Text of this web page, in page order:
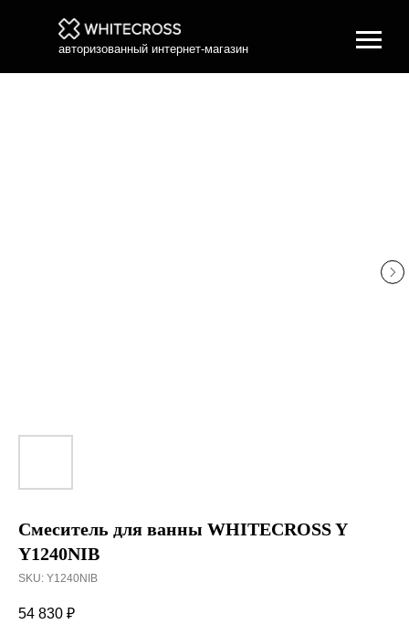
авторизованный интернет-магазин
Смеситель для ванны WHITECROSS Y
Y1240NIB
SKU: Y1240NIB
54 830 ₽